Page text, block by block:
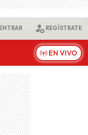
ENTRAR REGÍSTRATE
EN VIVO